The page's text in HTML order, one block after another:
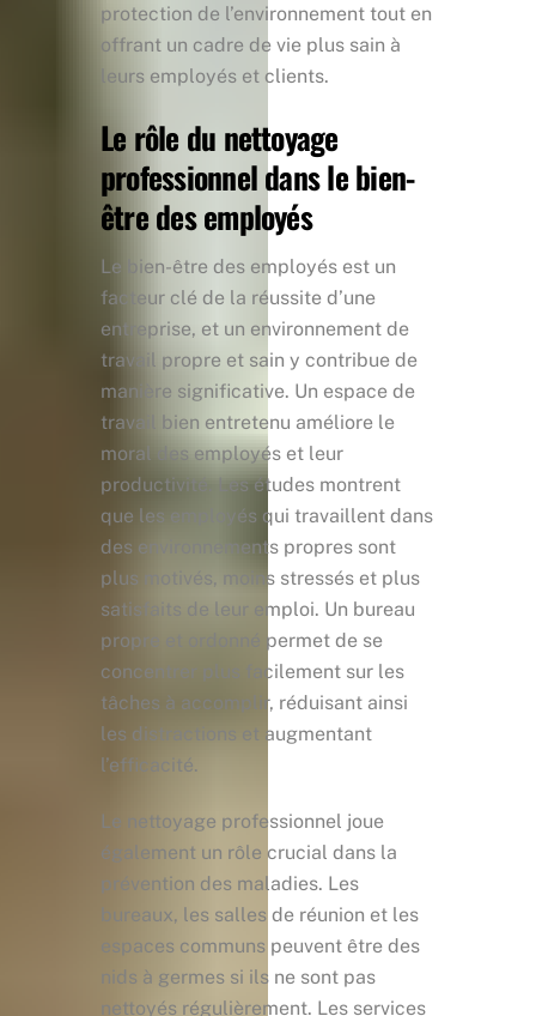
protection de l’environnement tout en
offrant un cadre de vie plus sain à
leurs employés et clients.
Le rôle du nettoyage
professionnel dans le bien-
être des employés
Le bien-être des employés est un
facteur clé de la réussite d’une
entreprise, et un environnement de
travail propre et sain y contribue de
manière significative. Un espace de
travail bien entretenu améliore le
moral des employés et leur
productivité. Les études montrent
que les employés qui travaillent dans
des environnements propres sont
plus motivés, moins stressés et plus
satisfaits de leur emploi. Un bureau
propre et ordonné permet de se
concentrer plus facilement sur les
tâches à accomplir, réduisant ainsi
les distractions et augmentant
l’efficacité.
Le nettoyage professionnel joue
également un rôle crucial dans la
prévention des maladies. Les
bureaux, les salles de réunion et les
espaces communs peuvent être des
nids à germes si ils ne sont pas
nettoyés régulièrement. Les services